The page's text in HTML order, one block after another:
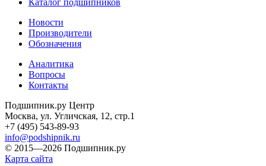
Каталог подшипников
Новости
Производители
Обозначения
Аналитика
Вопросы
Контакты
Подшипник.ру Центр
Москва, ул. Угличская, 12, стр.1
+7 (495) 543-89-93
info@podshipnik.ru
© 2015—2026 Подшипник.ру
Карта сайта